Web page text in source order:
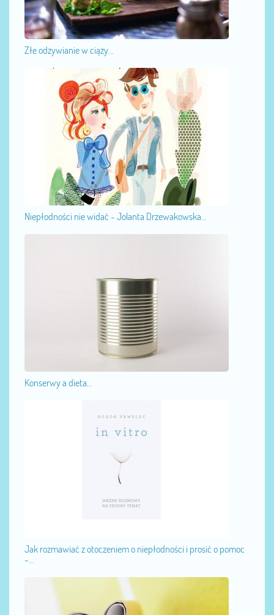
Złe odżywianie w ciąży...
Niepłodności nie widać - Jolanta Drzewakowska...
Konserwy a dieta...
Jak rozmawiać z otoczeniem o niepłodności i prosić o pomoc
-...